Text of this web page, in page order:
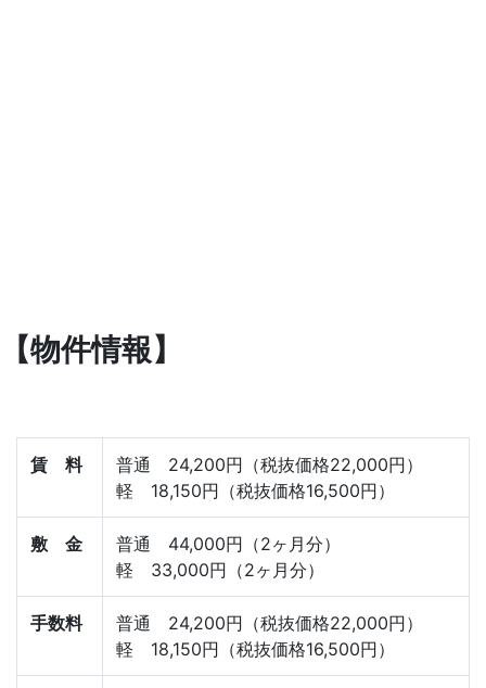
【物件情報】
賃 料
普通 24,200円（税抜価格22,000円）
軽 18,150円（税抜価格16,500円）
敷 金
普通 44,000円（2ヶ月分）
軽 33,000円（2ヶ月分）
手数料
普通 24,200円（税抜価格22,000円）
軽 18,150円（税抜価格16,500円）